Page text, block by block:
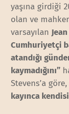
yaşına girdiği
olan ve
varsayılan
Cumhuriyetçi
atandığı
kaymadığını”
Stevens’a göre,
kayınca